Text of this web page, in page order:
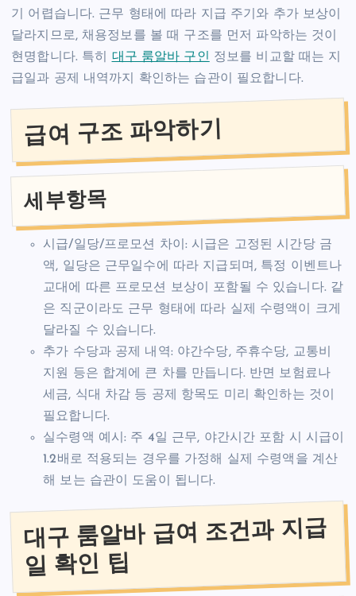
기 어렵습니다. 근무 형태에 따라 지급 주기와 추가 보상이
달라지므로, 채용정보를 볼 때 구조를 먼저 파악하는 것이
현명합니다. 특히 대구 룸알바 구인 정보를 비교할 때는 지
급일과 공제 내역까지 확인하는 습관이 필요합니다.
급여 구조 파악하기
세부항목
시급/일당/프로모션 차이: 시급은 고정된 시간당 금
액, 일당은 근무일수에 따라 지급되며, 특정 이벤트나
교대에 따른 프로모션 보상이 포함될 수 있습니다. 같
은 직군이라도 근무 형태에 따라 실제 수령액이 크게
달라질 수 있습니다.
추가 수당과 공제 내역: 야간수당, 주휴수당, 교통비
지원 등은 합계에 큰 차를 만듭니다. 반면 보험료나
세금, 식대 차감 등 공제 항목도 미리 확인하는 것이
필요합니다.
실수령액 예시: 주 4일 근무, 야간시간 포함 시 시급이
1.2배로 적용되는 경우를 가정해 실제 수령액을 계산
해 보는 습관이 도움이 됩니다.
대구 룸알바 급여 조건과 지급
일 확인 팁